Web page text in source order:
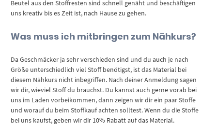
Beutel aus den Stoffresten sind schnell genäht und beschäftigen
uns kreativ bis es Zeit ist, nach Hause zu gehen.
Was muss ich mitbringen zum Nähkurs?
Da Geschmäcker ja sehr verschieden sind und du auch je nach
Größe unterschiedlich viel Stoff benötigst, ist das Material bei
diesem Nähkurs nicht inbegriffen. Nach deiner Anmeldung sagen
wir dir, wieviel Stoff du brauchst. Du kannst auch gerne vorab bei
uns im Laden vorbeikommen, dann zeigen wir dir ein paar Stoffe
und worauf du beim Stoffkauf achten solltest. Wenn du die Stoffe
bei uns kaufst, geben wir dir 10% Rabatt auf das Material.